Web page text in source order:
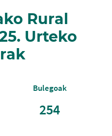
Rural
Urteko
Bulegoak
254